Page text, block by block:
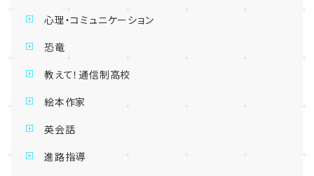
心理・コミュニケーション
恐竜
教えて！通信制高校
絵本作家
英会話
進路指導